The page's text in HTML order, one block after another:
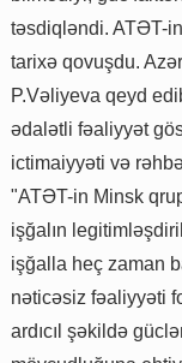
təsdiqləndi. ATƏT-
tarixə qovuşdu.
P.Vəliyeva qeyd
ədalətli fəaliyyət
ictimaiyyəti və
"ATƏT-in Minsk
işğalın
işğalla heç zaman
nəticəsiz fəaliyyəti
ardıcıl şəkildə